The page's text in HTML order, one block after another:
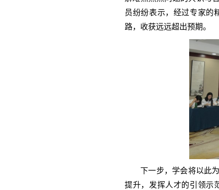
员纷纷表示，经过专家的
路，收获远远超出预期。
下一步，学会将以此
提升，发挥人才的引领示